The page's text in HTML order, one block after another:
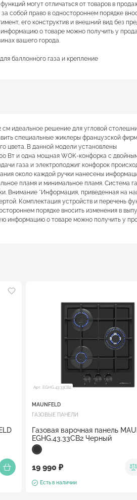
могут отличаться от товаров в
за собой право в одностороннем порядке
его конструктив и внешний вид без
о товаре можно получить у
вашего города.
баллонного газа и крепление
см идеальное решение для угловой
специальные жиклеры французской
цвета. В данной модели установлены
Вт и одна мощная WOK-конфорка с
газа и электроподжиг конфорок
около каждой ручки нанесены
пламя и минимальное пламя. Система
Внимание *Информация, приведенная на
Комплектация устройств и перечень
порядке вносить изменения в
информацию о товаре можно получить у
Арт. EGHG.43.33CB2
MAUNFELD
ГАЗОВЫЕ ПАНЕЛИ
Газовая варочная панель
EGHG.43.33CB2 Черный
19 990 ₽
Есть в наличии